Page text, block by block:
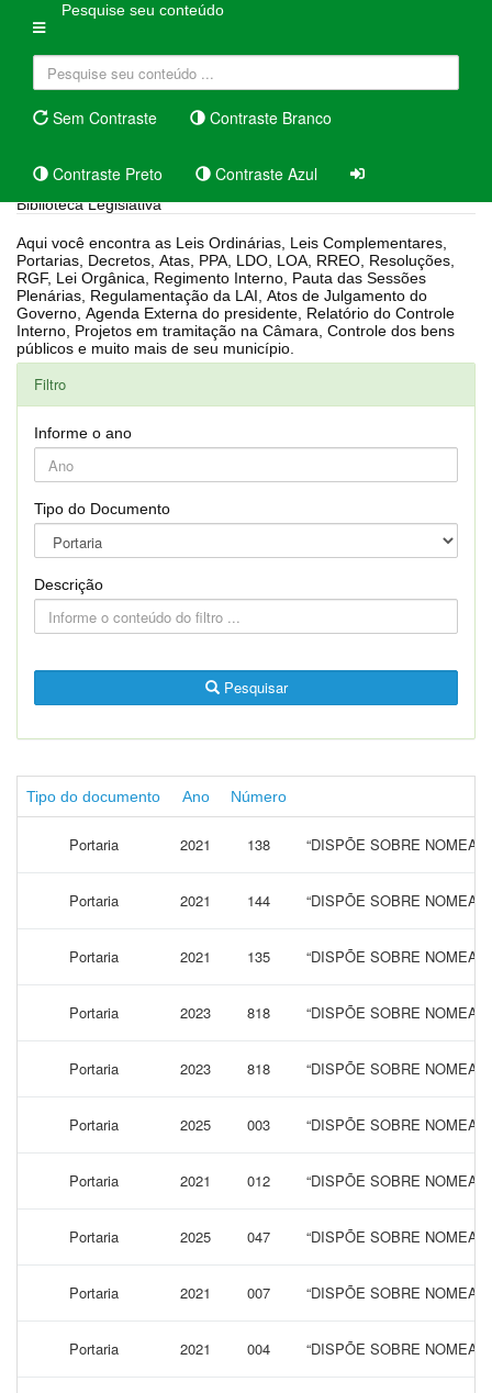
Pesquise seu conteúdo
Sem Contraste Contraste Branco
Contraste Preto Contraste Azul
Biblioteca Legislativa
Aqui você encontra as Leis Ordinárias, Leis Complementares,
Portarias, Decretos, Atas, PPA, LDO, LOA, RREO, Resoluções,
RGF, Lei Orgânica, Regimento Interno, Pauta das Sessões
Plenárias, Regulamentação da LAI, Atos de Julgamento do
Governo, Agenda Externa do presidente, Relatório do Controle
Interno, Projetos em tramitação na Câmara, Controle dos bens
públicos e muito mais de seu município.
Filtro
Informe o ano
Tipo do Documento
Descrição
Pesquisar
Tipo do documento Ano Número
Portaria 2021 138 “DISPÕE SOBRE
Portaria 2021 144 “DISPÕE SOBRE
Portaria 2021 135 “DISPÕE SOBRE
Portaria 2023 818 “DISPÕE SOBRE
Portaria 2023 818 “DISPÕE SOBRE
Portaria 2025 003 “DISPÕE SOBRE
Portaria 2021 012 “DISPÕE SOBRE
Portaria 2025 047 “DISPÕE SOBRE
Portaria 2021 007 “DISPÕE SOBRE
Portaria 2021 004 “DISPÕE SOBRE